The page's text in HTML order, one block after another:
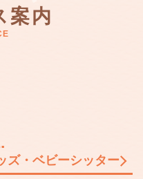
案内
ズ・ベビーシッター